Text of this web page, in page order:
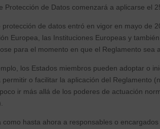
Protección de Datos comenzará a aplicarse el
de datos entró en vigor en mayo de
Europea, las Instituciones Europeas y
para el momento en que el Reglamento sea
los Estados miembros pueden adoptar o
o facilitar la aplicación del Reglamento
ir más allá de los poderes de actuación
como hasta ahora a responsables o